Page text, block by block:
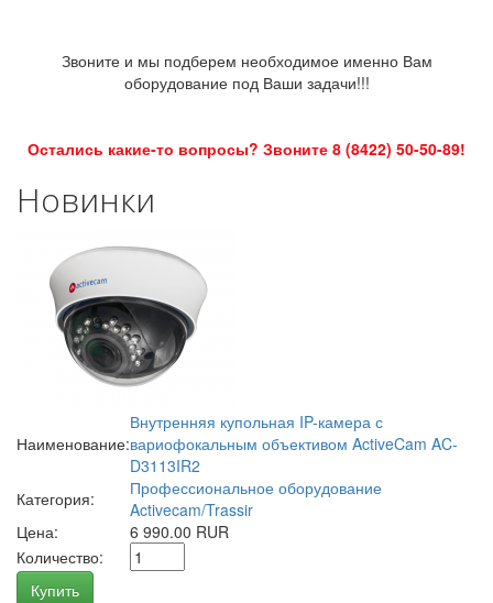
Звоните и мы подберем необходимое именно Вам
оборудование под Ваши задачи!!!
Остались какие-то вопросы? Звоните 8 (8422) 50-50-89!
Новинки
Наименование:
Внутренняя купольная IP-камера с
вариофокальным объективом ActiveCam AC-
D3113IR2
Категория:
Профессиональное оборудование
Activecam/Trassir
Цена:
6 990.00 RUR
Количество:
Купить